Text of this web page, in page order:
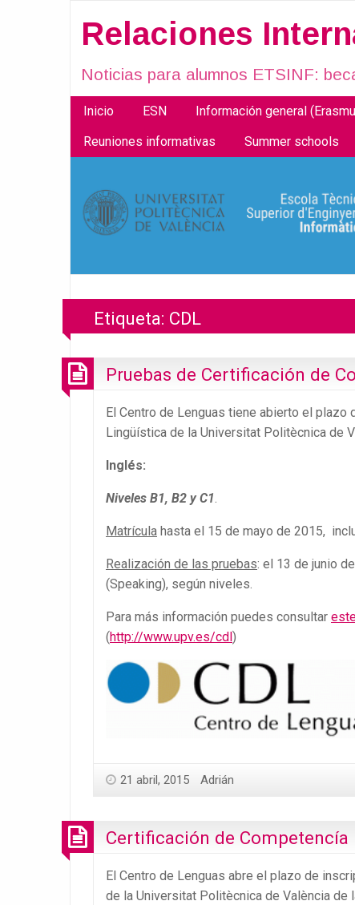
Relaciones
Noticias para alumnos ETSINF:
Inicio ESN Información general
Reuniones informativas Summer schools
Etiqueta: CDL
Pruebas de Certificación de
El Centro de Lenguas tiene abierto el
Lingüística de la Universitat Politècnica de
Inglés:
Niveles B1, B2 y C1.
Matrícula hasta el 15 de mayo de 2015,
Realización de las pruebas: el 13 de junio
(Speaking), según niveles.
Para más información puedes consultar
(http://www.upv.es/cdl)
21 abril, 2015 Adrián
Certificación de
El Centro de Lenguas abre el plazo de
de la Universitat Politècnica de València de